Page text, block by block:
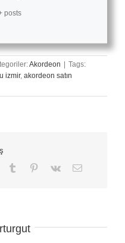
posts
Akordeon | Tags:
izmir, akordeon satın
Tumblr Pinterest
Vk
E-